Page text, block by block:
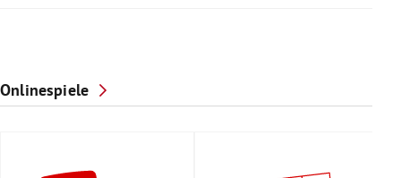
Onlinespiele